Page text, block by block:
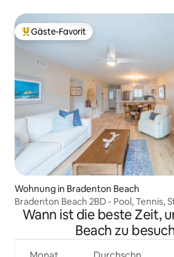
Beliebter Gäste-Favorit.
Gäste-Favorit
Wohnung in Bradenton Beach
Bradenton Beach 2BD - Pool, Tennis,
Wann ist die beste Zeit,
Beach zu